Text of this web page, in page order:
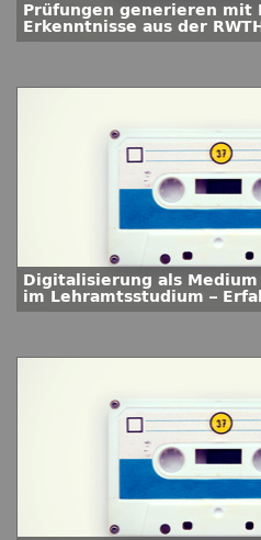
Prüfungen generieren mit
Erkenntnisse aus der
University
Digitalisierung als Medium
im Lehramtsstudium –
Studierenden